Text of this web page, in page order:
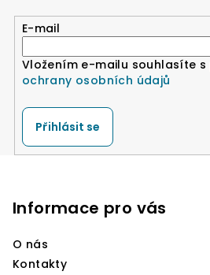
E-mail
Vložením e-mailu souhlasíte s
ochrany osobních údajů
Přihlásit se
Informace pro vás
O nás
Kontakty